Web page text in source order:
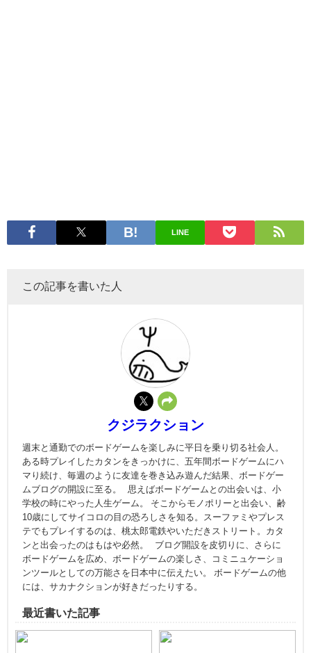
LINE
この記事を書いた人
クジラクション
週末と通勤でのボードゲームを楽しみに平日を乗り切る社会人。
ある時プレイしたカタンをきっかけに、五年間ボードゲームにハ
マり続け、毎週のように友達を巻き込み遊んだ結果、ボードゲー
ムブログの開設に至る。 思えばボードゲームとの出会いは、小
学校の時にやった人生ゲーム。 そこからモノポリーと出会い、齢
10歳にしてサイコロの目の恐ろしさを知る。スーファミやプレス
テでもプレイするのは、桃太郎電鉄やいただきストリート。カタ
ンと出会ったのはもはや必然。 ブログ開設を皮切りに、さらに
ボードゲームを広め、ボードゲームの楽しさ、コミニュケーショ
ンツールとしての万能さを日本中に伝えたい。 ボードゲームの他
には、サカナクションが好きだったりする。
最近書いた記事